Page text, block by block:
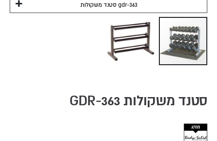
סטנד משקולות gdr-363
beginning
the
images
סטנד משקולות GDR-363